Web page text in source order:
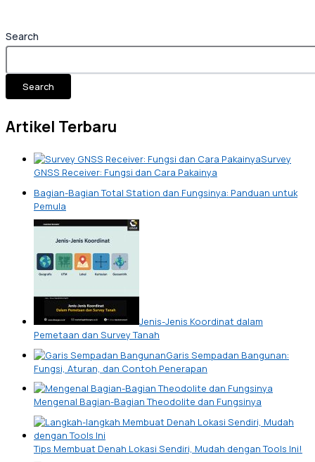
Search
Search
Artikel Terbaru
Survey
GNSS Receiver: Fungsi dan Cara Pakainya
Bagian-Bagian Total Station dan Fungsinya: Panduan untuk
Pemula
Jenis-Jenis Koordinat dalam
Pemetaan dan Survey Tanah
Garis Sempadan Bangunan:
Fungsi, Aturan, dan Contoh Penerapan
Mengenal Bagian-Bagian Theodolite dan Fungsinya
Tips Membuat Denah Lokasi Sendiri, Mudah dengan Tools Ini!